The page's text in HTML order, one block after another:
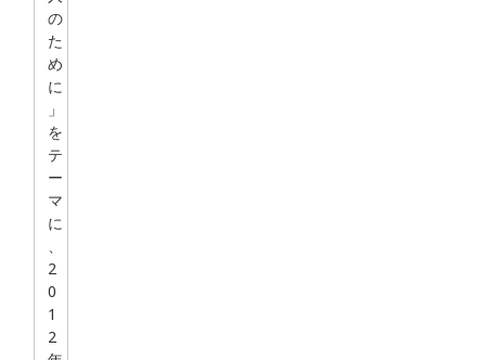
の
た
め
に
」
を
テ
ー
マ
に
、
2
0
1
2